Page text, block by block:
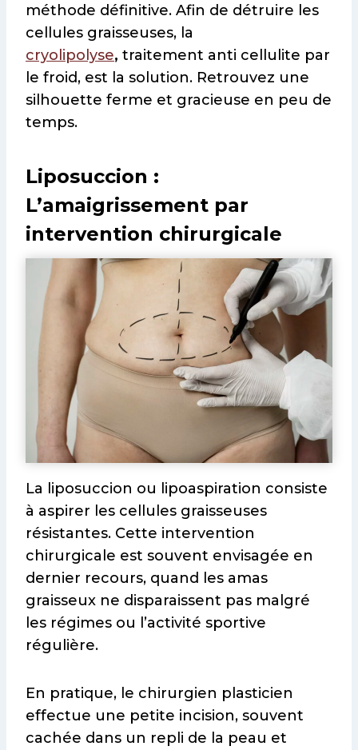
méthode définitive. Afin de détruire les
cellules graisseuses, la
cryolipolyse, traitement anti cellulite par
le froid, est la solution. Retrouvez une
silhouette ferme et gracieuse en peu de
temps.
Liposuccion :
L’amaigrissement par
intervention chirurgicale
La liposuccion ou lipoaspiration consiste
à aspirer les cellules graisseuses
résistantes. Cette intervention
chirurgicale est souvent envisagée en
dernier recours, quand les amas
graisseux ne disparaissent pas malgré
les régimes ou l’activité sportive
régulière.
En pratique, le chirurgien plasticien
effectue une petite incision, souvent
cachée dans un repli de la peau et